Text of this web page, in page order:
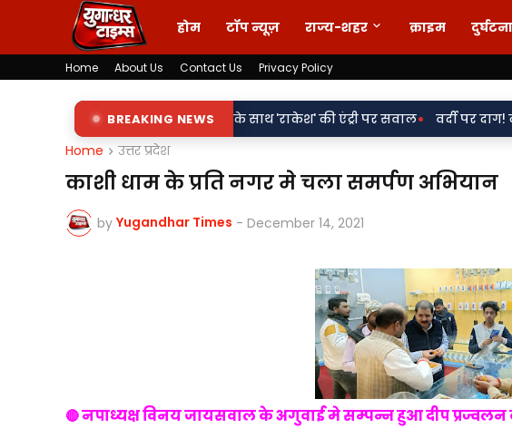
होम टॉप न्यूज़ राज्य-शहर क्राइम दुर्घटना
Home About Us Contact Us Privacy Policy
BREAKING NEWS
शिलापट्टों पर 'किरन' के साथ 'राकेश' की एंट्री पर सवाल• वर्दी पर दाग! लड़की-शराब
Home उत्तर प्रदेश
काशी धाम के प्रति नगर मे चला समर्पण अभियान
by Yugandhar Times - December 14, 2021
🔴नपाध्यक्ष विनय जायसवाल के अगुवाई मे सम्पन्न हुआ दीप प्रज्वलन